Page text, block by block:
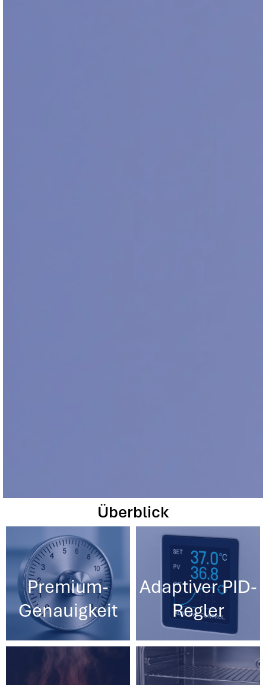
Überblick
Premium-
Genauigkeit
Adaptiver PID-
Regler